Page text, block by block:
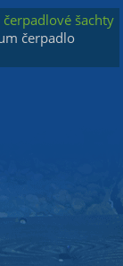
čerpadlové šachty
čerpadlo